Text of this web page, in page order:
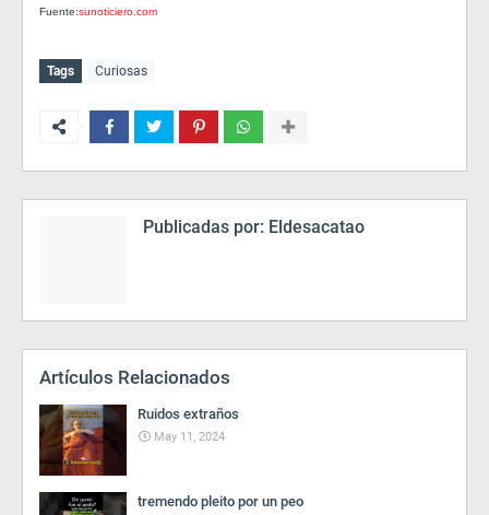
Fuente:sunoticiero.com
Tags Curiosas
Publicadas por: Eldesacatao
Artículos Relacionados
Ruidos extraños
May 11, 2024
tremendo pleito por un peo